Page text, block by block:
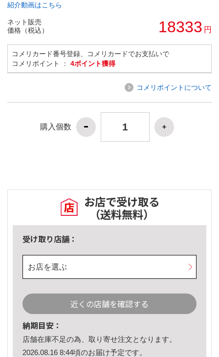
紹介動画はこちら
ネット販売
価格（税込）
18333 円
コメリカード番号登録、コメリカードでお支払いで
コメリポイント ： 4ポイント獲得
コメリポイントについて
購入個数
お店で受け取る
（送料無料）
受け取り店舗：
お店を選ぶ
近くの店舗を確認する
納期目安：
店舗在庫不足の為、取り寄せ注文となります。
2026.08.16 8:44頃のお届け予定です。